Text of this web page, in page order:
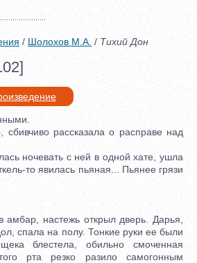
/ Шолохов М.А. / Тихий Дон
рассказала о расправе над
ночевать с ней в одной хате, ушла
то явилась пьяная... Пьянее грязи
настежь открыл дверь. Дарья,
спала на полу. Тонкие руки ее были
блестела, обильно смоченная
рта резко разило самогонным